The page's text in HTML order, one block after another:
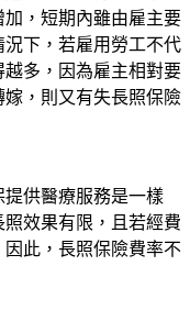
，短期內雖由雇主要
下，若雇用勞工不代
多，因為雇主相對要
，則又有失長照保險
供醫療服務是一樣
效果有限，且若經費
此，長照保險費率不